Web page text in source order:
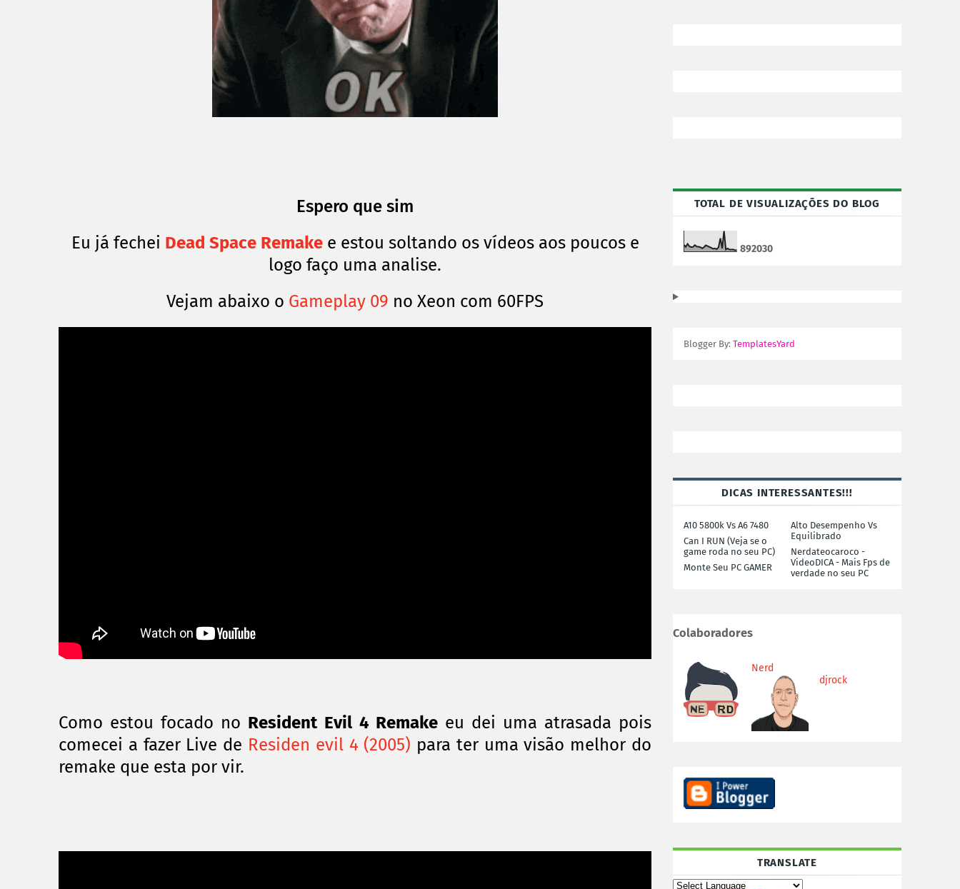
Espero que sim
Eu já fechei Dead Space Remake e estou soltando os vídeos aos poucos e
logo faço uma analise.
Vejam abaixo o Gameplay 09 no Xeon com 60FPS
Como estou focado no Resident Evil 4 Remake eu dei uma atrasada pois
comecei a fazer Live de Residen evil 4 (2005) para ter uma visão melhor do
remake que esta por vir.
TOTAL DE VISUALIZAÇÕES DO BLOG
892030
Blogger By: TemplatesYard
DICAS INTERESSANTES!!!
A10 5800k Vs A6 7480
Alto Desempenho Vs
Equilibrado
Can I RUN (Veja se o
game roda no seu PC)
Nerdateocaroco -
VideoDICA - Mais Fps de
verdade no seu PC
Monte Seu PC GAMER
Colaboradores
Nerd
djrock
TRANSLATE